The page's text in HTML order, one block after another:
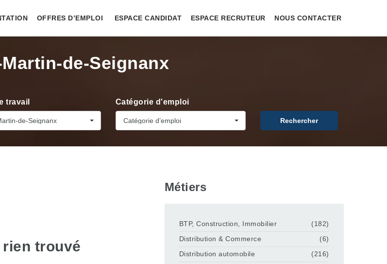
OFFRES D’EMPLOI ESPACE CANDIDAT ESPACE RECRUTEUR NOUS CONTACTER
de-Seignanx
travail
de-Seignanx
Catégorie d'emploi
Catégorie d’emploi Rechercher
trouvé
Métiers
BTP, Construction, Immobilier
(182)
Distribution & Commerce
(6)
Distribution automobile
(216)